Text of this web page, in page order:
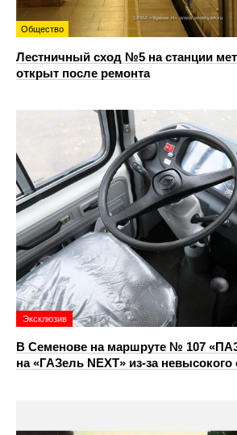
Общество
Лестничный сход №5 на станции
открыт после ремонта
Эксклюзив
В Семенове на маршруте № 107
на «ГАЗель NEXT» из‑за невысокого